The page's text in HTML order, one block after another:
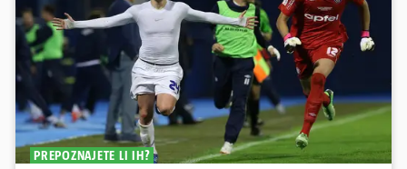
PREPOZNAJETE LI IH?